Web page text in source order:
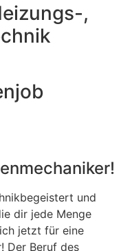
,
und
dir jede Menge
jetzt für eine
Der Beruf des